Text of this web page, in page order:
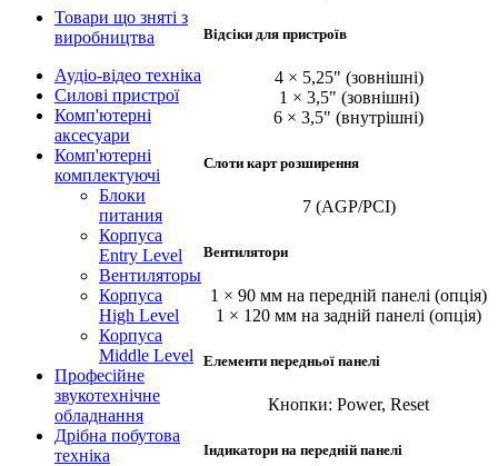
Товари що зняті з
виробництва
Аудіо-відео техніка
Силові пристрої
Комп'ютерні
аксесуари
Комп'ютерні
комплектуючі
Блоки
питания
Корпуса
Entry Level
Вентиляторы
Корпуса
High Level
Корпуса
Middle Level
Професійне
звукотехнічне
обладнання
Дрібна побутова
техніка
Відсіки для пристроїв
4 × 5,25" (зовнішні)
1 × 3,5" (зовнішні)
6 × 3,5" (внутрішні)
Слоти карт розширення
7 (AGP/PCI)
Вентилятори
1 × 90 мм на передній панелі (опція)
1 × 120 мм на задній панелі (опція)
Елементи передньої панелі
Кнопки: Power, Reset
Індикатори на передній панелі